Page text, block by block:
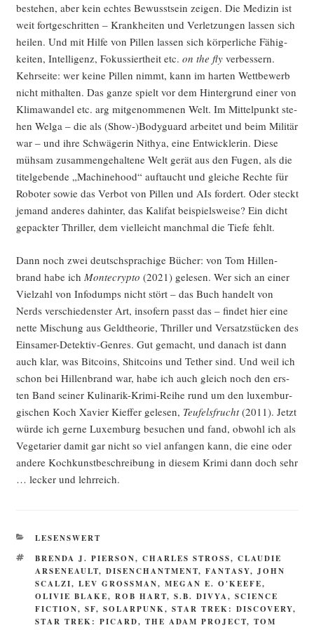
bestehen, aber kein ech­tes Bewusst­sein zei­gen. Die Medi­zin ist
weit fort­ge­schrit­ten – Krank­hei­ten und Ver­let­zun­gen las­sen sich
hei­len. Und mit Hil­fe von Pil­len las­sen sich kör­per­li­che Fähig­
kei­ten, Intel­li­genz, Fokus­siert­heit etc. on the flyver­bes­sern.
Kehr­sei­te: wer kei­ne Pil­len nimmt, kann im har­ten Wett­be­werb
nicht mit­hal­ten. Das gan­ze spielt vor dem Hin­ter­grund einer von
Kli­ma­wan­del etc. arg mit­ge­nom­me­nen Welt. Im Mit­tel­punkt ste­
hen Wel­ga – die als (Show-)Bodyguard arbei­tet und beim Mili­tär
war – und ihre Schwä­ge­rin Nithya, eine Ent­wick­le­rin. Die­se
müh­sam zusam­men­ge­hal­te­ne Welt gerät aus den Fugen, als die
titel­ge­ben­de „Machi­ne­hood“ auf­taucht und glei­che Rech­te für
Robo­ter sowie das Ver­bot von Pil­len und AIs for­dert. Oder steckt
jemand ande­res dahin­ter, das Kali­fat bei­spiels­wei­se? Ein dicht
gepack­ter Thril­ler, dem viel­leicht manch­mal die Tie­fe fehlt.
Dann noch zwei deutsch­spra­chi­ge Bücher: von Tom Hil­len­
brand habe ich Mon­te­cryp­to (2021) gele­sen. Wer sich an einer
Viel­zahl von Info­dumps nicht stört – das Buch han­delt von
Nerds ver­schie­dens­ter Art, inso­fern passt das – fin­det hier eine
net­te Mischung aus Geld­theo­rie, Thril­ler und Ver­satz­stü­cken des
Ein­sa­mer-Detek­tiv-Gen­res. Gut gemacht, und danach ist dann
auch klar, was Bit­co­ins, Shit­co­ins und Tether sind. Und weil ich
schon bei Hil­len­brand war, habe ich auch gleich noch den ers­
ten Band sei­ner Kuli­na­rik-Kri­mi-Rei­he rund um den luxem­bur­
gi­schen Koch Xavier Kief­fer gele­sen, Teu­fels­frucht(2011). Jetzt
wür­de ich ger­ne Luxem­burg besu­chen und fand, obwohl ich als
Vege­ta­ri­er damit gar nicht so viel anfan­gen kann, die eine oder
ande­re Koch­kunst­be­schrei­bung in die­sem Kri­mi dann doch sehr
… lecker und lehrreich.
KATEGORIEN
LESENSWERT
SCHLAGWÖRTER
BRENDA J. PIERSON, CHARLES STROSS, CLAUDIE
ARSENEAULT, DISENCHANTMENT, FANTASY, JOHN
SCALZI, LEV GROSSMAN, MEGAN E. O'KEEFE,
OLIVIE BLAKE, ROB HART, S.B. DIVYA, SCIENCE
FICTION, SF, SOLARPUNK, STAR TREK: DISCOVERY,
STAR TREK: PICARD, THE ADAM PROJECT, TOM